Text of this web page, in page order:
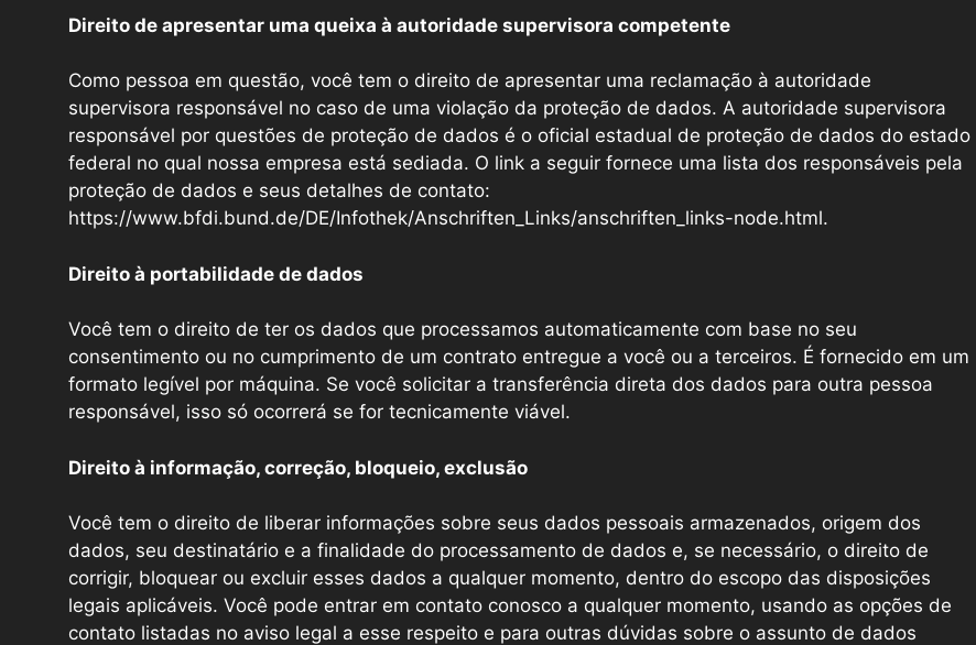
Direito de apresentar uma queixa à autoridade supervisora ​​competente
Como pessoa em questão, você tem o direito de apresentar uma reclamação à autoridade
supervisora ​​responsável no caso de uma violação da proteção de dados. A autoridade supervisora ​​
responsável por questões de proteção de dados é o oficial estadual de proteção de dados do estado
federal no qual nossa empresa está sediada. O link a seguir fornece uma lista dos responsáveis ​​pela
proteção de dados e seus detalhes de contato:
https://www.bfdi.bund.de/DE/Infothek/Anschriften_Links/anschriften_links-node.html.
Direito à portabilidade de dados
Você tem o direito de ter os dados que processamos automaticamente com base no seu
consentimento ou no cumprimento de um contrato entregue a você ou a terceiros. É fornecido em um
formato legível por máquina. Se você solicitar a transferência direta dos dados para outra pessoa
responsável, isso só ocorrerá se for tecnicamente viável.
Direito à informação, correção, bloqueio, exclusão
Você tem o direito de liberar informações sobre seus dados pessoais armazenados, origem dos
dados, seu destinatário e a finalidade do processamento de dados e, se necessário, o direito de
corrigir, bloquear ou excluir esses dados a qualquer momento, dentro do escopo das disposições
legais aplicáveis. Você pode entrar em contato conosco a qualquer momento, usando as opções de
contato listadas no aviso legal a esse respeito e para outras dúvidas sobre o assunto de dados